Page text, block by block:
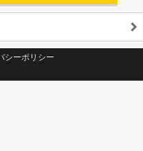
シーポリシー